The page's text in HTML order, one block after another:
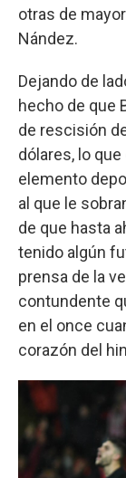
otras de
Nández.
Dejando de
hecho de que
de rescisión
dólares, lo
elemento
al que le
de que hasta
tenido algún
prensa de la
contundente
en el once
corazón del